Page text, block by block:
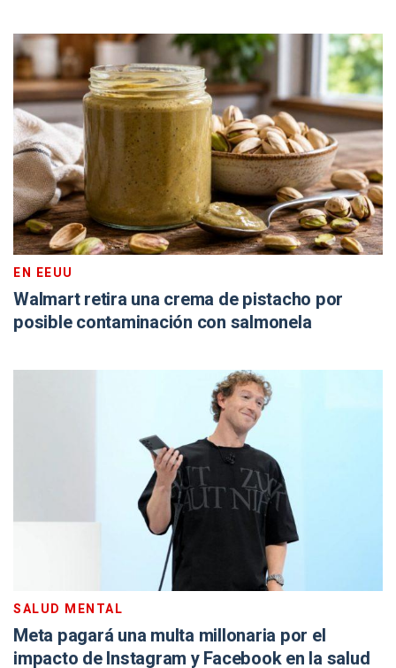
EN EEUU
Walmart retira una crema de pistacho por
posible contaminación con salmonela
SALUD MENTAL
Meta pagará una multa millonaria por el
impacto de Instagram y Facebook en la salud